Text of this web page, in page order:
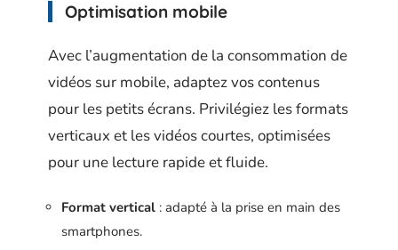
Optimisation mobile
Avec l’augmentation de la consommation de
vidéos sur mobile, adaptez vos contenus
pour les petits écrans. Privilégiez les formats
verticaux et les vidéos courtes, optimisées
pour une lecture rapide et fluide.
Format vertical : adapté à la prise en main des
smartphones.